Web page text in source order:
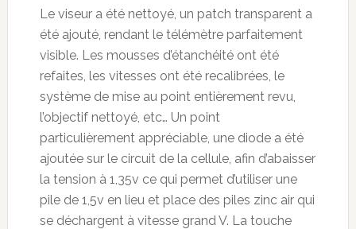
Le viseur a été nettoyé, un patch transparent a
été ajouté, rendant le télémètre parfaitement
visible. Les mousses d’étanchéité ont été
refaites, les vitesses ont été recalibrées, le
système de mise au point entièrement revu,
l’objectif nettoyé, etc… Un point
particulièrement appréciable, une diode a été
ajoutée sur le circuit de la cellule, afin d’abaisser
la tension à 1,35v ce qui permet d’utiliser une
pile de 1,5v en lieu et place des piles zinc air qui
se déchargent à vitesse grand V. La touche